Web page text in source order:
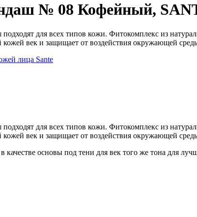
№ 08 Кофейный,
для всех типов кожи. Фитокомплекс из
век и защищает от воздействия окружающей
лица Sante
для всех типов кожи. Фитокомплекс из
век и защищает от воздействия окружающей
качестве основы под тени для век того же тона для